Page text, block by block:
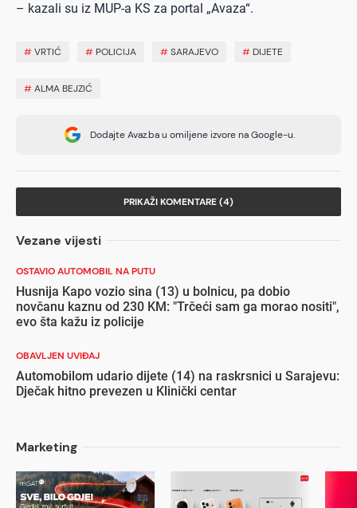
– kazali su iz MUP-a KS za portal „Avaza“.
#VRTIĆ # POLICIJA #SARAJEVO # DIJETE
#ALMA BEJZIĆ
Dodajte Avaz.ba u omiljene izvore na Google-u.
PRIKAŽI KOMENTARE (4)
Vezane vijesti
OSTAVIO AUTOMOBIL NA PUTU
Husnija Kapo vozio sina (13) u bolnicu, pa dobio
novčanu kaznu od 230 KM: "Trčeći sam ga morao nositi",
evo šta kažu iz policije
OBAVLJEN UVIĐAJ
Automobilom udario dijete (14) na raskrsnici u Sarajevu:
Dječak hitno prevezen u Klinički centar
Marketing